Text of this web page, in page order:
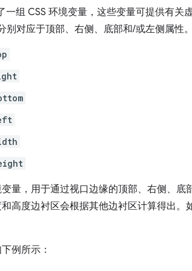
组 CSS 环境变量，这些变量可提供有关
别对应于顶部、右侧、底部和/或左侧属性。
量，用于通过视口边缘的顶部、右侧、底
高度边衬区会根据其他边衬区计算得出。
例所示：